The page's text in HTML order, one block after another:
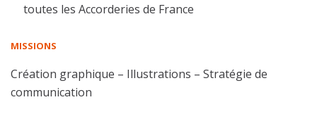
toutes les Accorderies de France
MISSIONS
Création graphique – Illustrations – Stratégie de
communication